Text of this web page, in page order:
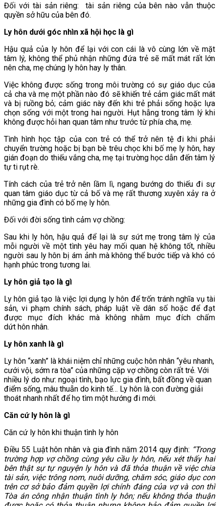
Đối với tài sản riêng: tài sản riêng của bên nào vẫn thuộc
quyền sở hữu của bên đó.
Ly hôn dưới góc nhìn xã hội học là gì
Hậu quả của ly hôn để lại với con cái là vô cùng lớn về mặt
tâm lý, không thể phủ nhận những đứa trẻ sẽ mất mát rất lớn
nên cha, mẹ chúng ly hôn hay ly thân.
Việc không được sống trong môi trường có sự giáo dục của
cả cha và mẹ một phần nào đó sẽ khiến trẻ cảm giác mất mát
và bị ruồng bỏ; cảm giác này đến khi trẻ phải sống hoặc lựa
chọn sống với một trong hai người. Hụt hẫng trong tâm lý khi
không được hỏi han quan tâm như trước từ phía cha, mẹ.
Tình hình học tập của con trẻ có thể trở nên tệ đi khi phải
chuyển trường hoặc bị bạn bè trêu chọc khi bố mẹ ly hôn, hay
gián đoạn do thiếu vắng cha, mẹ tại trường học dẫn đến tâm lý
tự ti rụt rè.
Tính cách của trẻ trở nên lầm lì, ngang bướng do thiếu đi sự
quan tâm giáo dục từ cả bố và mẹ rất thương xuyên xảy ra ở
những gia đình có bố mẹ ly hôn.
Đối với đời sống tình cảm vợ chồng:
Sau khi ly hôn, hậu quả để lại là sự sứt mẹ trong tâm lý của
mỗi người về một tình yêu hay mối quan hệ không tốt, nhiều
người sau ly hôn bị ám ảnh mà không thể bước tiếp và khó có
hạnh phúc trong tương lai.
Ly hôn giả tạo là gì
Ly hôn giả tạo là việc lợi dụng ly hôn để trốn tránh nghĩa vụ tài
sản, vi phạm chính sách, pháp luật về dân số hoặc để đạt
được mục đích khác mà không nhằm mục đích chấm
dứt hôn nhân.
Ly hôn xanh là gì
Ly hôn “xanh” là khái niệm chỉ những cuộc hôn nhân “yêu nhanh,
cưới vội, sớm ra tòa” của những cặp vợ chồng còn rất trẻ. Với
nhiều lý do như: ngoại tình, bạo lực gia đình, bất đồng về quan
điểm sống, mâu thuẫn do kinh tế… Ly hôn là con đường giải
thoát nhanh nhất để họ tìm một hướng đi mới.
Căn cứ ly hôn là gì
Căn cứ ly hôn khi thuận tình ly hôn
Điều 55 Luật hôn nhân và gia đình năm 2014 quy định: “Trong
trường hợp vợ chồng cùng yêu cầu ly hôn, nếu xét thấy hai
bên thật sự tự nguyện ly hôn và đã thỏa thuận về việc chia
tài sản, việc trông nom, nuôi dưỡng, chăm sóc, giáo dục con
trên cơ sở bảo đảm quyền lợi chính đáng của vợ và con thì
Tòa án công nhận thuận tình ly hôn; nếu không thỏa thuận